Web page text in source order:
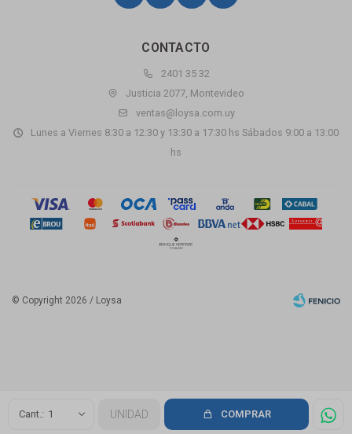
1 UNIDAD COMPRAR
CONTACTO
2401 35 32
Justicia 2077, Montevideo
ventas@loysa.com.uy
Lunes a Viernes 8:30 a 12:30 y 13:30 a 17:30 hs Sábados 9:00 a 13:00
hs
© Copyright 2026 / Loysa
Fenicio